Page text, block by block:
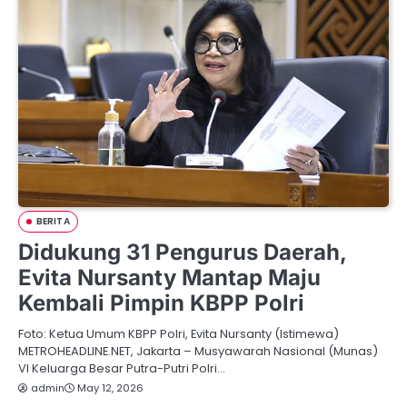
BERITA
Didukung 31 Pengurus Daerah,
Evita Nursanty Mantap Maju
Kembali Pimpin KBPP Polri
Foto: Ketua Umum KBPP Polri, Evita Nursanty (Istimewa)
METROHEADLINE.NET, Jakarta – Musyawarah Nasional (Munas)
VI Keluarga Besar Putra-Putri Polri…
admin May 12, 2026